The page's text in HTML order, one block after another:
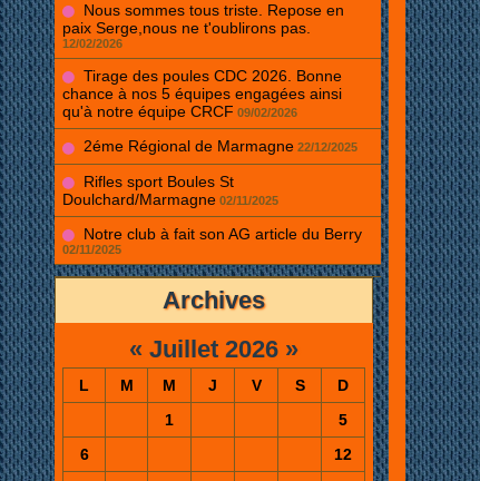
Nous sommes tous triste. Repose en
paix Serge,nous ne t'oublirons pas.
12/02/2026
Tirage des poules CDC 2026. Bonne
chance à nos 5 équipes engagées ainsi
qu'à notre équipe CRCF 09/02/2026
2éme Régional de Marmagne 22/12/2025
Rifles sport Boules St
Doulchard/Marmagne 02/11/2025
Notre club à fait son AG article du Berry
02/11/2025
Archives
« Juillet 2026 »
L M M J V S
D
1
5
6
12